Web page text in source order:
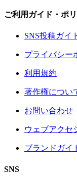
ご利用ガイド・ポ
SNS投稿ガイ
プライバシー
利用規約
著作権につい
お問い合わせ
ウェブアクセ
ブランドガイ
SNS